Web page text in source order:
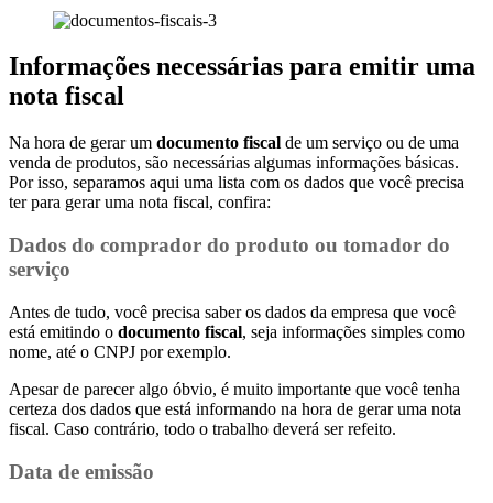
Informações necessárias para emitir uma
nota fiscal
Na hora de gerar um documento fiscal de um serviço ou de uma
venda de produtos, são necessárias algumas informações básicas.
Por isso, separamos aqui uma lista com os dados que você precisa
ter para gerar uma nota fiscal, confira:
Dados do comprador do produto ou tomador do
serviço
Antes de tudo, você precisa saber os dados da empresa que você
está emitindo o documento fiscal, seja informações simples como
nome, até o CNPJ por exemplo.
Apesar de parecer algo óbvio, é muito importante que você tenha
certeza dos dados que está informando na hora de gerar uma nota
fiscal. Caso contrário, todo o trabalho deverá ser refeito.
Data de emissão